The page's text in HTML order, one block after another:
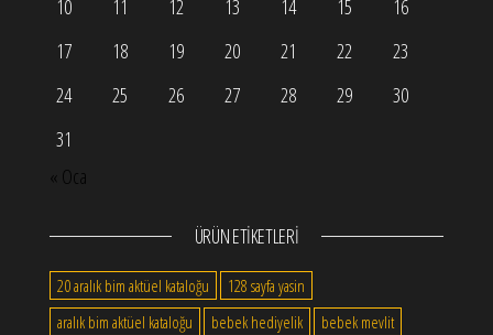
10
11 12 13 14 15
16
17
18 19 20 21 22
23
24
25 26 27 28 29
30
31
« Oca
ÜRÜN ETIKETLERI
20 aralık bim aktüel kataloğu
128 sayfa yasin
aralık bim aktüel kataloğu
bebek hediyelik
bebek mevlit